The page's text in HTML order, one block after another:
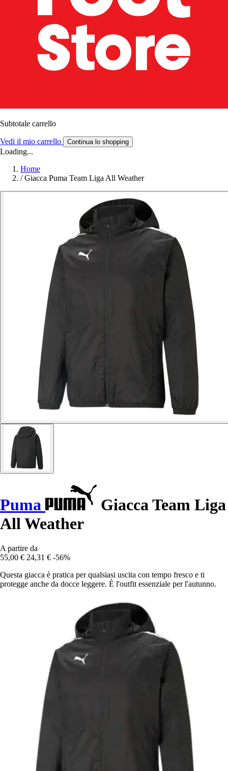
Subtotale carrello
Vedi il mio carrello Continua lo shopping
Loading...
Home
/ Giacca Puma Team Liga All Weather
Puma
Giacca Team Liga
All Weather
A partire da
55,00 € 24,31 € -56%
Questa giacca è pratica per qualsiasi uscita con tempo fresco e ti
protegge anche da docce leggere. È l'outfit essenziale per l'autunno.